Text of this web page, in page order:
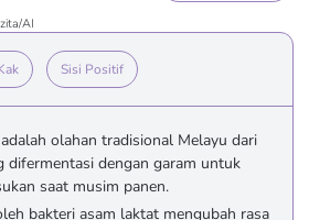
AI
Sisi Positif
olahan tradisional Melayu dari
difermentasi dengan garam untuk
saat musim panen.
bakteri asam laktat mengubah rasa